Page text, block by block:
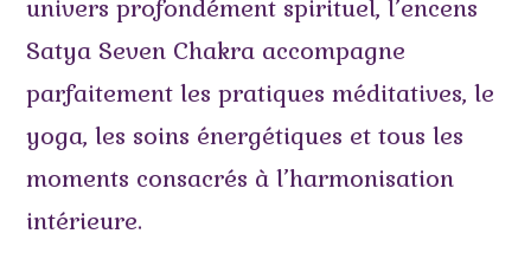
univers profondément spirituel, l’encens
Satya Seven Chakra accompagne
parfaitement les pratiques méditatives, le
yoga, les soins énergétiques et tous les
moments consacrés à l’harmonisation
intérieure.